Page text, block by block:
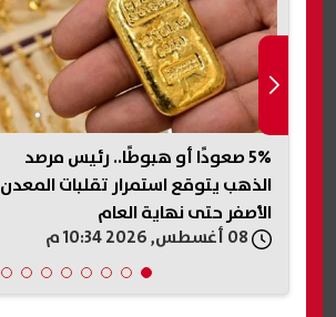
5% صعودًا أو هبوطًا.. رئيس مرصد
الذهب يتوقع استمرار تقلبات المعدن
الأصفر حتى نهاية العام